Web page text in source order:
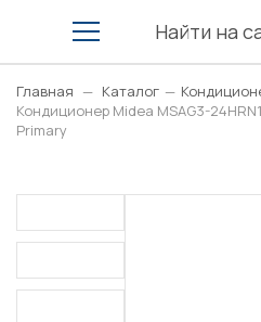
Главная — Каталог —
Кондиционер Midea MSAG3-
Primary